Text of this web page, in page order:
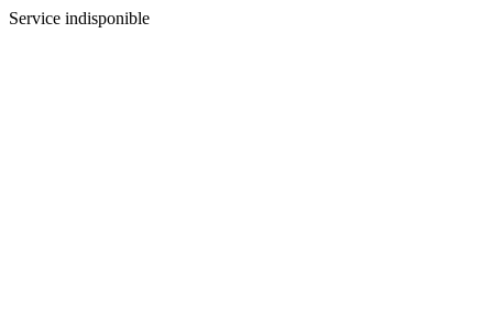
Service indisponible